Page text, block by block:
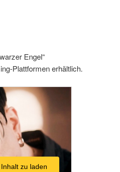
Engel“
Plattformen erhältlich.
zu laden